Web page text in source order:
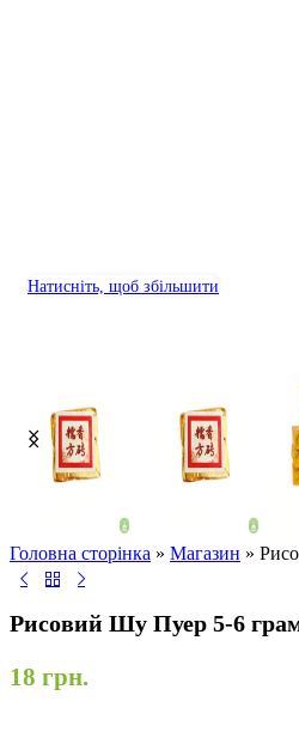
Натисніть, щоб збільшити
Головна сторінка » Магазин »
Рисовий Шу Пуер 5-6
18 грн.